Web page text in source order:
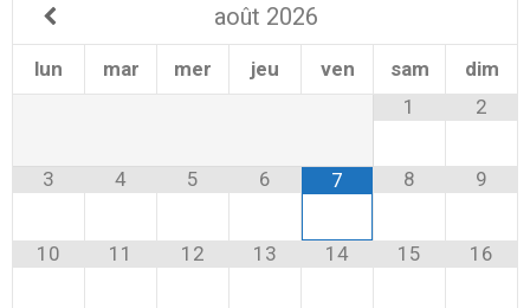
août 2026
lun mar mer jeu ven sam
dim
1
2
3 4 5 6 7 8 9
10 11 12 13 14 15 16